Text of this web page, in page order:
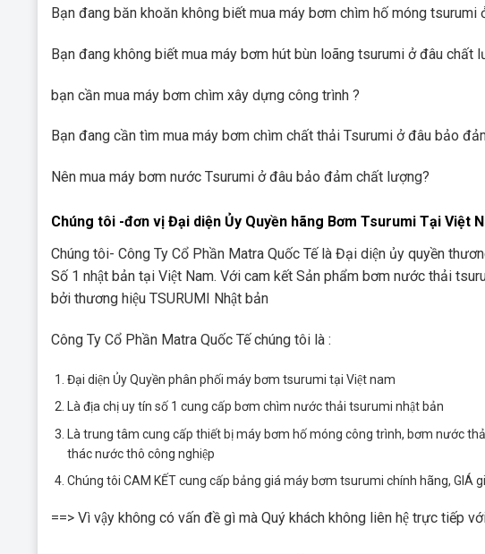
Bạn đang băn khoăn không biết mua máy bơm chìm hố móng tsurumi
Bạn đang không biết mua máy bơm hút bùn loãng tsurumi ở đâu chất
bạn cần mua máy bơm chìm xây dựng công trình ?
Bạn đang cần tìm mua máy bơm chìm chất thải Tsurumi ở đâu bảo
Nên mua máy bơm nước Tsurumi ở đâu bảo đảm chất lượng?
Chúng tôi -đơn vị Đại diện Ủy Quyền hãng Bơm Tsurumi Tại Việt
Chúng tôi- Công Ty Cổ Phần Matra Quốc Tế là Đại diện ủy quyền
Số 1 nhật bản tại Việt Nam. Với cam kết Sản phẩm bơm nước thải
bởi thương hiệu TSURUMI Nhật bản
Công Ty Cổ Phần Matra Quốc Tế chúng tôi là :
Đại diện Ủy Quyền phân phối máy bơm tsurumi tại Việt nam
Là địa chị uy tín số 1 cung cấp bơm chìm nước thải tsurumi nhật bản
Là trung tâm cung cấp thiết bị máy bơm hố móng công trình, bơm nước
thác nước thô công nghiệp
Chúng tôi CAM KẾT cung cấp bảng giá máy bơm tsurumi chính hãng, GIÁ
==> Vì vậy không có vấn đề gì mà Quý khách không liên hệ trực tiếp